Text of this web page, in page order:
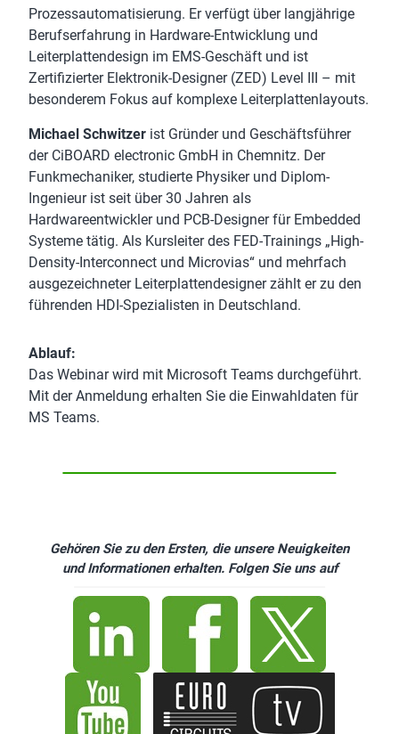
Prozessautomatisierung. Er verfügt über langjährige
Berufserfahrung in Hardware-Entwicklung und
Leiterplattendesign im EMS-Geschäft und ist
Zertifizierter Elektronik-Designer (ZED) Level III – mit
besonderem Fokus auf komplexe Leiterplattenlayouts.
Michael Schwitzer ist Gründer und Geschäftsführer
der CiBOARD electronic GmbH in Chemnitz. Der
Funkmechaniker, studierte Physiker und Diplom-
Ingenieur ist seit über 30 Jahren als
Hardwareentwickler und PCB-Designer für Embedded
Systeme tätig. Als Kursleiter des FED-Trainings „High-
Density-Interconnect und Microvias“ und mehrfach
ausgezeichneter Leiterplattendesigner zählt er zu den
führenden HDI-Spezialisten in Deutschland.
Ablauf:
Das Webinar wird mit Microsoft Teams durchgeführt.
Mit der Anmeldung erhalten Sie die Einwahldaten für
MS Teams.
Gehören Sie zu den Ersten, die unsere Neuigkeiten
und Informationen erhalten. Folgen Sie uns auf